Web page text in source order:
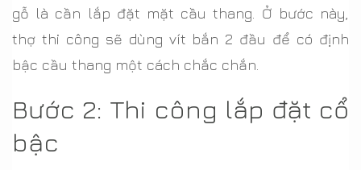
gỗ là cần lắp đặt mặt cầu thang. Ở bước này,
thợ thi công sẽ dùng vít bắn 2 đầu để có định
bậc cầu thang một cách chắc chắn.
Bước 2: Thi công lắp đặt cổ
bậc